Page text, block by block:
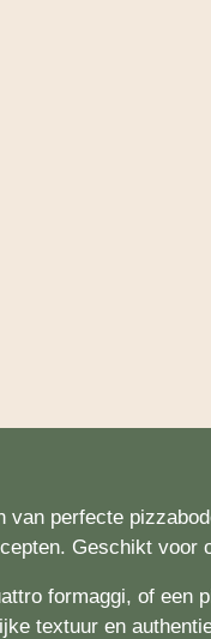
perfecte
Geschikt voor
formaggi, of
textuur en